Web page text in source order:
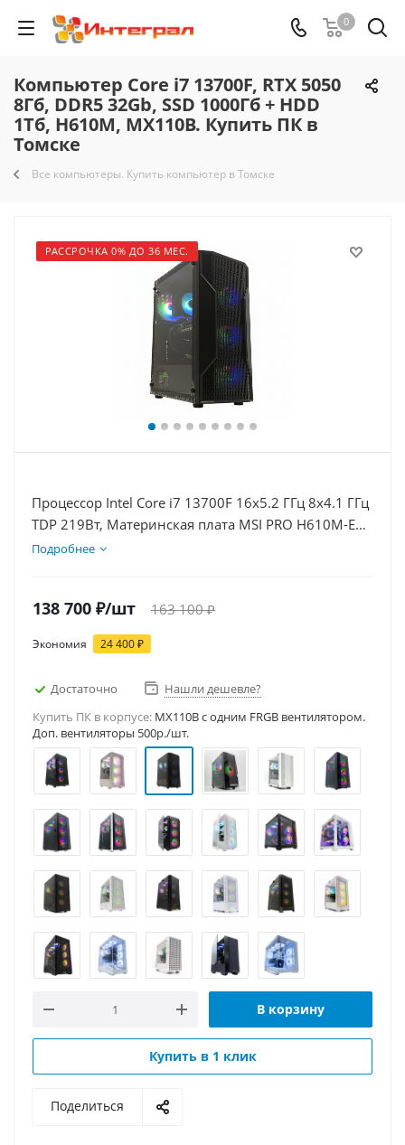
0
Компьютер Core i7 13700F, RTX 5050
8Гб, DDR5 32Gb, SSD 1000Гб + HDD
1Тб, H610M, MX110B. Купить ПК в
Томске
Все компьютеры. Купить компьютер в Томске
РАССРОЧКА 0% ДО 36 МЕС.
Процессор Intel Core i7 13700F 16x5.2 ГГц 8x4.1 ГГц
TDP 219Вт, Материнская плата MSI PRO H610M-E
D5, Видеокарта RTX 5050 8Гб, Память DDR5 32Gb,
Подробнее
138 700 ₽/шт 163 100₽
Экономия 24 400₽
Достаточно
Нашли дешевле?
Купить ПК в корпусе: MX110B c одним FRGB вентилятором.
Доп. вентиляторы 500р./шт.
В корзину
Купить в 1 клик
Поделиться